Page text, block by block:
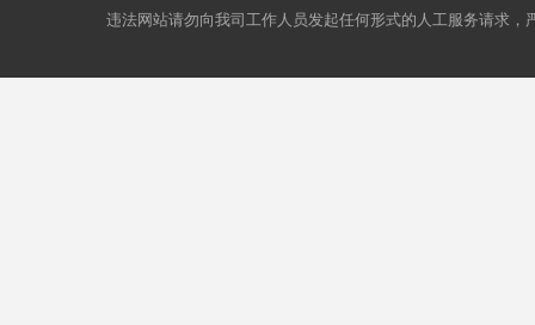
违法网站请勿向我司工作人员发起任何形式的人工服务请求，